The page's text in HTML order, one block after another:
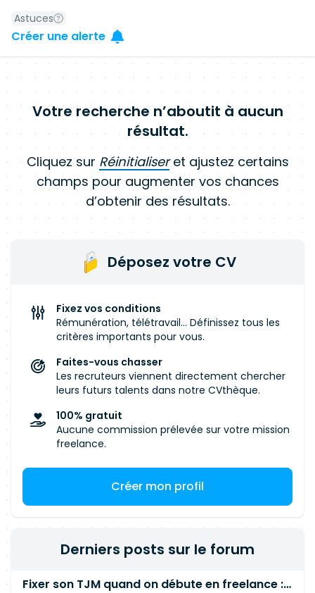
Astuces
Créer une alerte
Votre recherche n’aboutit à aucun
résultat.
Cliquez sur Réinitialiseret ajustez certains
champs pour augmenter vos chances
d’obtenir des résultats.
Déposez votre CV
Fixez vos conditions
Rémunération, télétravail... Définissez tous les
critères importants pour vous.
Faites-vous chasser
Les recruteurs viennent directement chercher
leurs futurs talents dans notre CVthèque.
100% gratuit
Aucune commission prélevée sur votre mission
freelance.
Créer mon profil
Derniers posts sur le forum
Fixer son TJM quand on débute en freelance : la méthode mathématique (et pas au feeling) 🛑